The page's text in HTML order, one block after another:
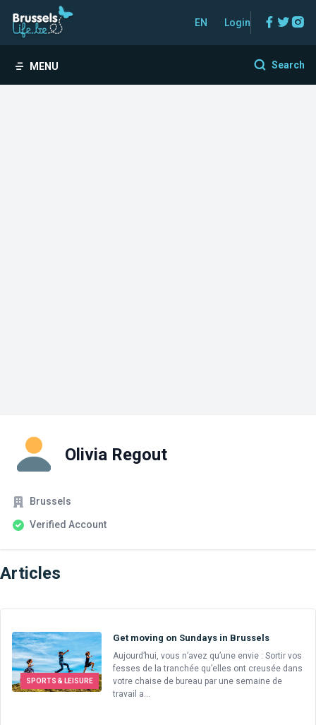
EN Login
MENU Search
Olivia Regout
Company
Brussels
Account Status
Verified Account
Articles
SPORTS & LEISURE
Get moving on Sundays in Brussels
Aujourd’hui, vous n’avez qu’une envie : Sortir vos
fesses de la tranchée qu’elles ont creusée dans
votre chaise de bureau par une semaine de
travail a...